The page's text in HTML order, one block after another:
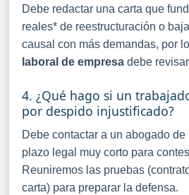
Debe redactar una carta que
reales* de reestructuración o
causal con más demandas, por
laboral de empresa debe
4. ¿Qué hago si un
por despido injustificado?
Debe contactar a un abogado
plazo legal muy corto para
Reuniremos las pruebas
carta) para preparar la defensa.